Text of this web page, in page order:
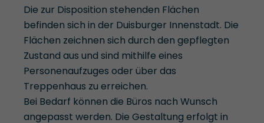
Die zur Disposition stehenden Flächen
befinden sich in der Duisburger Innenstadt. Die
Flächen zeichnen sich durch den gepflegten
Zustand aus und sind mithilfe eines
Personenaufzuges oder über das
Treppenhaus zu erreichen.
Bei Bedarf können die Büros nach Wunsch
angepasst werden. Die Gestaltung erfolgt in